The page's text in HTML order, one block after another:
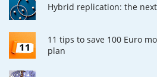
Hybrid replication: the
11 tips to save 100 Euro
plan